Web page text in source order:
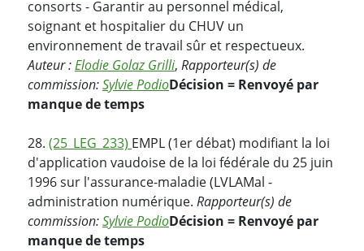
consorts - Garantir au personnel médical,
soignant et hospitalier du CHUV un
environnement de travail sûr et respectueux.
Auteur :Elodie Golaz Grilli, Rapporteur(s) de
commission:Sylvie PodioDécision = Renvoyé par
manque de temps
28. (25_LEG_233) EMPL (1er débat) modifiant la loi
d'application vaudoise de la loi fédérale du 25 juin
1996 sur l'assurance-maladie (LVLAMal -
administration numérique. Rapporteur(s) de
commission:Sylvie PodioDécision = Renvoyé par
manque de temps